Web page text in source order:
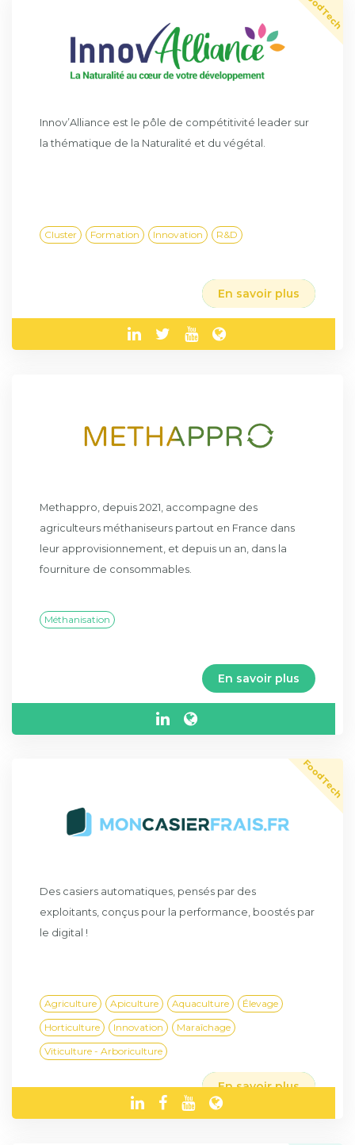
FoodTech
Innov’Alliance est le pôle de compétitivité leader sur
la thématique de la Naturalité et du végétal.
Cluster Formation Innovation R&D
En savoir plus
Methappro, depuis 2021, accompagne des
agriculteurs méthaniseurs partout en France dans
leur approvisionnement, et depuis un an, dans la
fourniture de consommables.
Méthanisation
En savoir plus
FoodTech
Des casiers automatiques, pensés par des
exploitants, conçus pour la performance, boostés par
le digital !
Agriculture Apiculture Aquaculture
Élevage
Horticulture
Innovation
Maraîchage
Viticulture - Arboriculture
En savoir plus